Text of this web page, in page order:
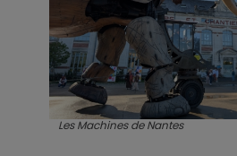
Les Machines de Nantes